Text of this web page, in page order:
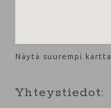
Näytä suurempi kartta
Yhteystiedot: